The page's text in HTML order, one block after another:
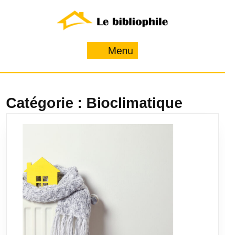
Menu
Catégorie : Bioclimatique